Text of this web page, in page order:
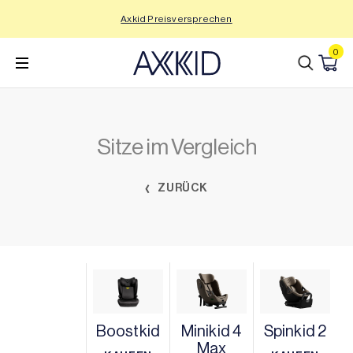
wechseln
Axkid Preisversprechen
0
Sitze im Vergleich
ZURÜCK
Boostkid
Minikid 4
Max
Spinkid 2